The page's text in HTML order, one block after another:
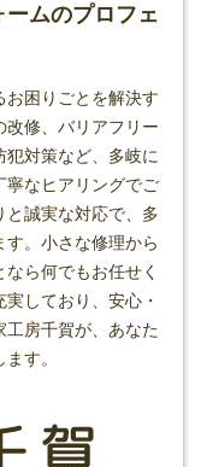
ムのプロフェ
お困りごとを解決す
改修、バリアフリー
対策など、多岐に
寧なヒアリングでご
と誠実な対応で、多
す。小さな修理から
ら何でもお任せく
しており、安心・
工房千賀が、あなた
す。